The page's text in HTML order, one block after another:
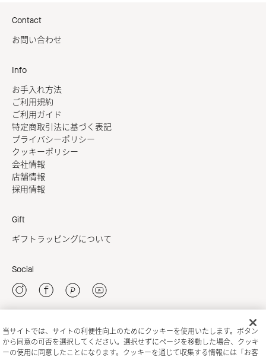
Contact
お問い合わせ
Info
お手入れ方法
ご利用規約
ご利用ガイド
特定商取引法に基づく表記
プライバシーポリシー
クッキーポリシー
会社情報
店舗情報
採用情報
Gift
ギフトラッピングについて
Social
新規会員登録
当サイトでは、サイトの利便性向上のためにクッキーを使用いたします。ボタン
から同意の可否を選択してください。選択せずにページを移動した場合、クッキ
ーの使用に同意したことになります。クッキーを通じて収集する情報には「お客